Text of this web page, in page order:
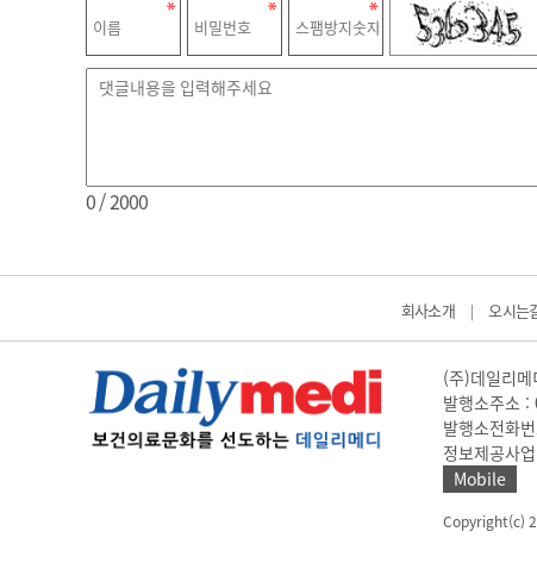
0/ 2000
회사소개 | 오시는
(주)데일리
발행소주소
발행소전화
정보제공사
Mobile
Copyright(c)